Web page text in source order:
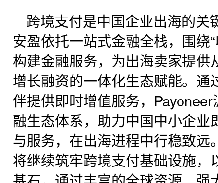
跨境支付是中国企业出海的关
安盈依托一站式金融全栈，围绕
构建金融服务，为出海卖家提供
增长融资的一体化生态赋能。通
伴提供即时增值服务，
融生态体系，助力中国中小企业
与服务，在出海进程中行稳致远
将继续筑牢跨境支付基础设施，